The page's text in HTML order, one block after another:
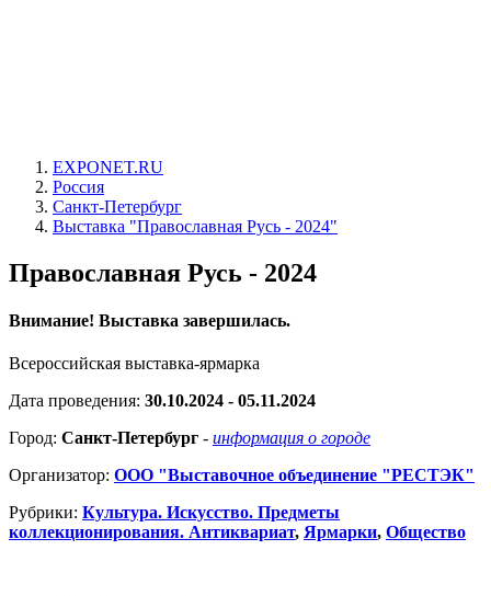
EXPONET.RU
Россия
Санкт-Петербург
Выставка "Православная Русь - 2024"
Православная Русь - 2024
Внимание! Выставка завершилась.
Всероссийская выставка-ярмарка
Дата проведения: 30.10.2024 - 05.11.2024
Город: Санкт-Петербург - информация о городе
Организатор: ООО "Выставочное объединение "РЕСТЭК"
Рубрики: Культура. Искусство. Предметы
коллекционирования. Антиквариат, Ярмарки, Общество